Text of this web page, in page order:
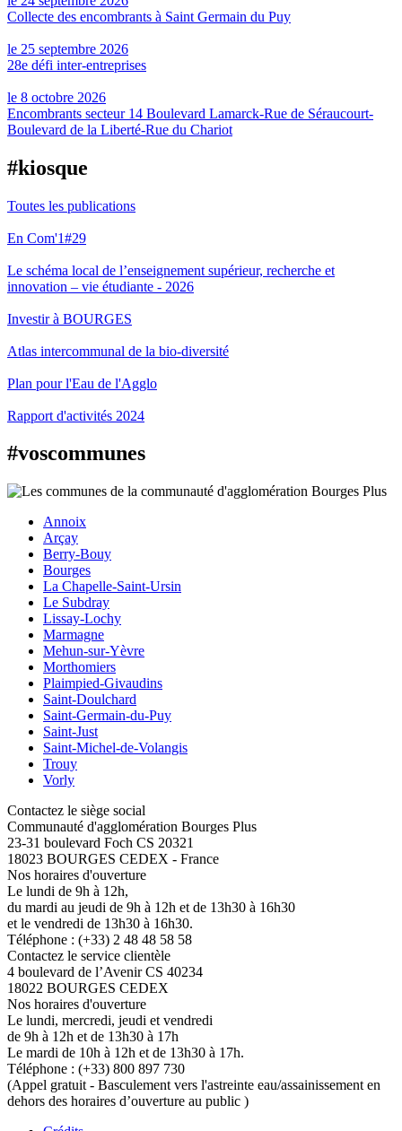
Collecte des encombrants à Saint Germain du Puy
le 25 septembre 2026
28e défi inter-entreprises
le 8 octobre 2026
Encombrants secteur 14 Boulevard Lamarck-Rue de Séraucourt-
Boulevard de la Liberté-Rue du Chariot
#kiosque
Toutes les publications
En Com'1#29
Le schéma local de l’enseignement supérieur, recherche et
innovation – vie étudiante - 2026
Investir à BOURGES
Atlas intercommunal de la bio-diversité
Plan pour l'Eau de l'Agglo
Rapport d'activités 2024
#voscommunes
Annoix
Arçay
Berry-Bouy
Bourges
La Chapelle-Saint-Ursin
Le Subdray
Lissay-Lochy
Marmagne
Mehun-sur-Yèvre
Morthomiers
Plaimpied-Givaudins
Saint-Doulchard
Saint-Germain-du-Puy
Saint-Just
Saint-Michel-de-Volangis
Trouy
Vorly
Contactez le siège social
Communauté d'agglomération Bourges Plus
23-31 boulevard Foch CS 20321
18023 BOURGES CEDEX - France
Nos horaires d'ouverture
Le lundi de 9h à 12h,
du mardi au jeudi de 9h à 12h et de 13h30 à 16h30
et le vendredi de 13h30 à 16h30.
Téléphone : (+33) 2 48 48 58 58
Contactez le service clientèle
4 boulevard de l’Avenir CS 40234
18022 BOURGES CEDEX
Nos horaires d'ouverture
Le lundi, mercredi, jeudi et vendredi
de 9h à 12h et de 13h30 à 17h
Le mardi de 10h à 12h et de 13h30 à 17h.
Téléphone : (+33) 800 897 730
(Appel gratuit - Basculement vers l'astreinte eau/assainissement en
dehors des horaires d’ouverture au public )